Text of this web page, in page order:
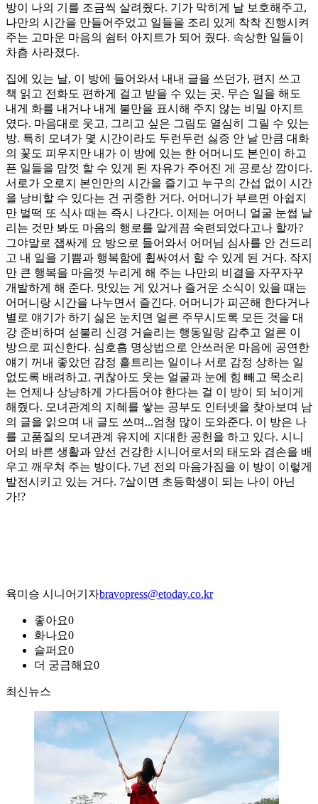
방이 나의 기를 조금씩 살려줬다. 기가 막히게 날 보호해주고,
나만의 시간을 만들어주었고 일들을 조리 있게 착착 진행시켜
주는 고마운 마음의 쉼터 아지트가 되어 줬다. 속상한 일들이
차츰 사라졌다.
집에 있는 날, 이 방에 들어와서 내내 글을 쓰던가, 편지 쓰고
책 읽고 전화도 편하게 걸고 받을 수 있는 곳. 무슨 일을 해도
내게 화를 내거나 내게 불만을 표시해 주지 않는 비밀 아지트
였다. 마음대로 웃고, 그리고 싶은 그림도 열심히 그릴 수 있는
방. 특히 모녀가 몇 시간이라도 두런두런 싫증 안 날 만큼 대화
의 꽃도 피우지만 내가 이 방에 있는 한 어머니도 본인이 하고
픈 일들을 맘껏 할 수 있게 된 자유가 주어진 게 공로상 깜이다.
서로가 오로지 본인만의 시간을 즐기고 누구의 간섭 없이 시간
을 낭비할 수 있다는 건 귀중한 거다. 어머니가 부르면 아쉽지
만 벌떡 또 식사 때는 즉시 나간다. 이제는 어머니 얼굴 눈썹 날
리는 것만 봐도 마음의 행로를 알게끔 숙련되었다고나 할까?
그야말로 잽싸게 요 방으로 들어와서 어머님 심사를 안 건드리
고 내 일을 기쁨과 행복함에 휩싸여서 할 수 있게 된 거다. 작지
만 큰 행복을 마음껏 누리게 해 주는 나만의 비결을 자꾸자꾸
개발하게 해 준다. 맛있는 게 있거나 즐거운 소식이 있을 때는
어머니랑 시간을 나누면서 즐긴다. 어머니가 피곤해 한다거나
별로 얘기가 하기 싫은 눈치면 얼른 주무시도록 모든 것을 대
강 준비하며 섣불리 신경 거슬리는 행동일랑 감추고 얼른 이
방으로 피신한다. 심호흡 명상법으로 안쓰러운 마음에 공연한
얘기 꺼내 좋았던 감정 흩트리는 일이나 서로 감정 상하는 일
없도록 배려하고, 귀찮아도 웃는 얼굴과 눈에 힘 빼고 목소리
는 언제나 상냥하게 가다듬어야 한다는 걸 이 방이 되 뇌이게
해줬다. 모녀관계의 지혜를 쌓는 공부도 인터넷을 찾아보며 남
의 글을 읽으며 내 글도 쓰며...엄청 많이 도와준다. 이 방은 나
를 고품질의 모녀관계 유지에 지대한 공헌을 하고 있다. 시니
어의 바른 생활과 앞선 건강한 시니어로서의 태도와 겸손을 배
우고 깨우쳐 주는 방이다. 7년 전의 마음가짐을 이 방이 이렇게
발전시키고 있는 거다. 7살이면 초등학생이 되는 나이 아닌
가!?
육미승 시니어기자bravopress@etoday.co.kr
좋아요0
화나요0
슬퍼요0
더 궁금해요0
최신뉴스